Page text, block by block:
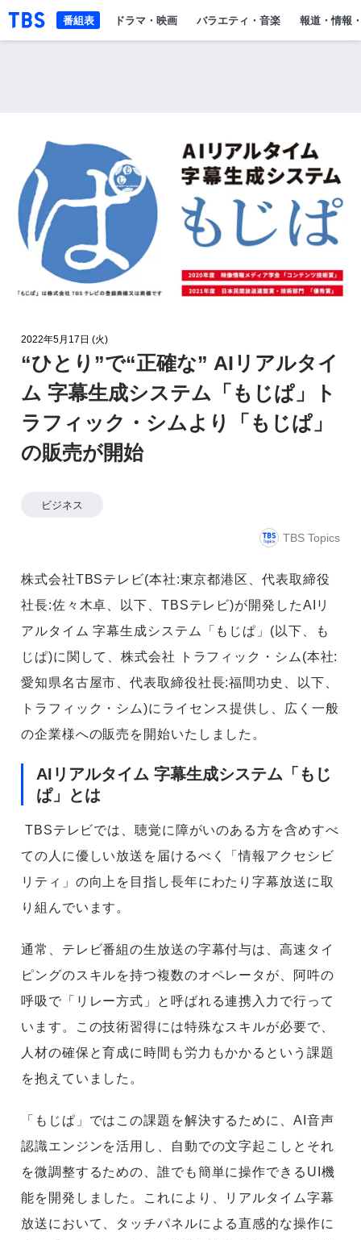
「TBSテレビ」トップページ
ドラマ・映画 バラエティ・音楽 報道・情報
番組表
2022年5月17日 (火)
“ひとり”で“正確な” AIリアルタイ
ム 字幕生成システム「もじぱ」ト
ラフィック・シムより「もじぱ」
の販売が開始
ビジネス
TBS Topics
株式会社TBSテレビ(本社:東京都港区、代表取締役
社長:佐々木卓、以下、TBSテレビ)が開発したAIリ
アルタイム 字幕生成システム「もじぱ」(以下、も
じぱ)に関して、株式会社 トラフィック・シム(本社:
愛知県名古屋市、代表取締役社長:福間功史、以下、
トラフィック・シム)にライセンス提供し、広く一般
の企業様への販売を開始いたしました。
AIリアルタイム 字幕生成システム「もじ
ぱ」とは
TBSテレビでは、聴覚に障がいのある方を含めすべ
ての人に優しい放送を届けるべく「情報アクセシビ
リティ」の向上を目指し長年にわたり字幕放送に取
り組んでいます。
通常、テレビ番組の生放送の字幕付与は、高速タイ
ピングのスキルを持つ複数のオペレータが、阿吽の
呼吸で「リレー方式」と呼ばれる連携入力で行って
います。この技術習得には特殊なスキルが必要で、
人材の確保と育成に時間も労力もかかるという課題
を抱えていました。
「もじぱ」ではこの課題を解決するために、AI音声
認識エンジンを活用し、自動での文字起こしとそれ
を微調整するための、誰でも簡単に操作できるUI機
能を開発しました。これにより、リアルタイム字幕
放送において、タッチパネルによる直感的な操作に